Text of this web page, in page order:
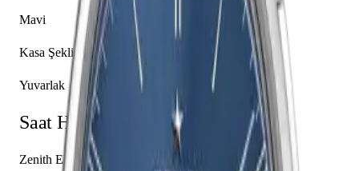
Mavi
Kasa Şekli
Yuvarlak
Saat Hakkında
Zenith Elite 03.2272.4069/51.C700, markanın Elite